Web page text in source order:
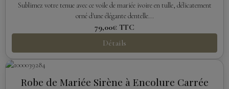
Sublimez votre tenue avec ce voile de mariée ivoire en tulle, délicatement
orné d'une élégante dentelle...
79,00€ TTC
Détails
Robe de Mariée Sirène à Encolure Carrée